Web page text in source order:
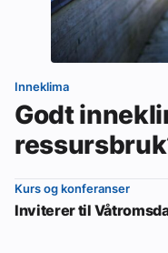
Inneklima
Godt
Kurs og konferanser
Inviterer til